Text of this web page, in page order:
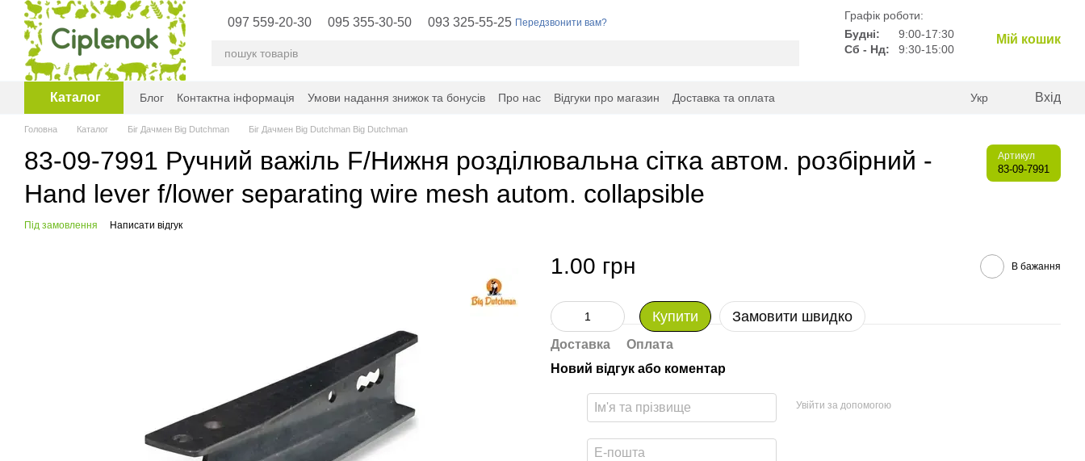
Перейти до основного контенту
097 559-20-30 095 355-30-50 093 325-55-25 Передзвонити вам?
Графік роботи:
Будні:
9:00-17:30
Сб - Нд:
9:30-15:00
Мій кошик
Каталог Блог Контактна інформація Умови надання знижок та бонусів Про нас Відгуки про магазин Доставка та оплата Укр Вхід
Головна Каталог Біг Дачмен Big Dutchman Біг Дачмен Big Dutchman Big Dutchman
83-09-7991 Ручний важіль F/Нижня розділювальна сітка автом. розбірний -
Hand lever f/lower separating wire mesh autom. collapsible
Артикул
83-09-7991
Під замовлення Написати відгук
1.00 грн В бажання
Купити Замовити швидко
Доставка
Оплата
Новий відгук або коментар
Увійти за допомогою